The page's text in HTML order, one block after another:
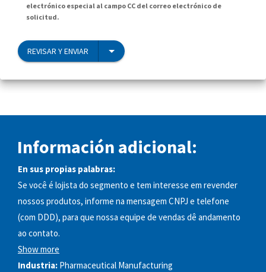
electrónico especial al campo CC del correo electrónico de
solicitud.
REVISAR Y ENVIAR
Información adicional:
En sus propias palabras:
Se você é lojista do segmento e tem interesse em revender
nossos produtos, informe na mensagem CNPJ e telefone
(com DDD), para que nossa equipe de vendas dê andamento
ao contato.
Show more
Industria: Pharmaceutical Manufacturing